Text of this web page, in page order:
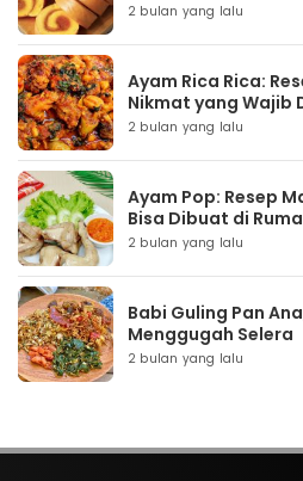
2 bulan yang lalu
Ayam Rica Rica:
Nikmat yang Wajib
2 bulan yang lalu
Ayam Pop: Resep
Bisa Dibuat di
2 bulan yang lalu
Babi Guling Pan
Menggugah Selera
2 bulan yang lalu